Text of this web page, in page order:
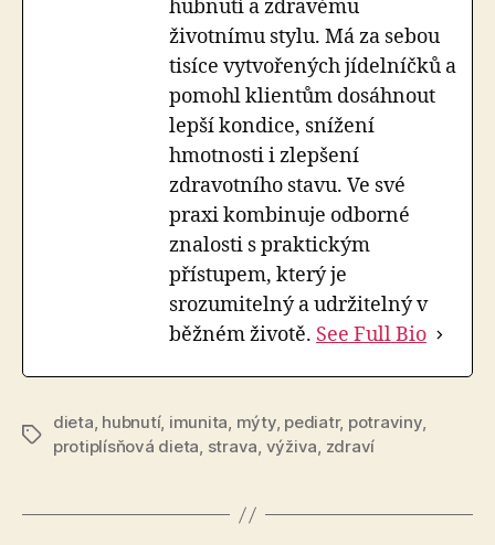
hubnutí a zdravému
životnímu stylu. Má za sebou
tisíce vytvořených jídelníčků a
pomohl klientům dosáhnout
lepší kondice, snížení
hmotnosti i zlepšení
zdravotního stavu. Ve své
praxi kombinuje odborné
znalosti s praktickým
přístupem, který je
srozumitelný a udržitelný v
běžném životě. See Full Bio
Štítky
dieta, hubnutí, imunita, mýty, pediatr, potraviny,
protiplísňová dieta, strava, výživa, zdraví